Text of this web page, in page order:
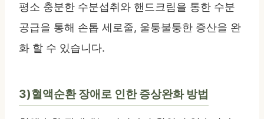
평소 충분한 수분섭취와 핸드크림을 통한 수분
공급을 통해 손톱 세로줄, 울퉁불퉁한 증산을 완
화 할 수 있습니다.
3)혈액순환 장애로 인한 증상완화 방법